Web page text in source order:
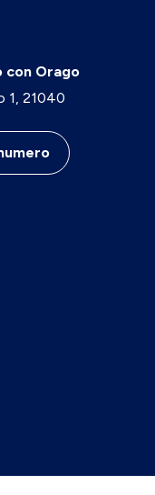
con Orago
1, 21040